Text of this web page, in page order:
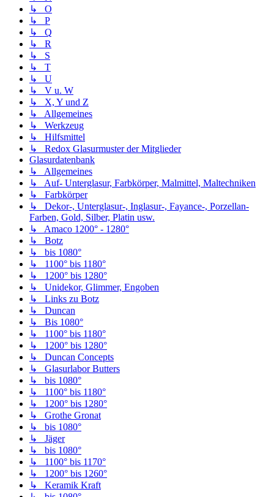
↳ O
↳ P
↳ Q
↳ R
↳ S
↳ T
↳ U
↳ V u. W
↳ X, Y und Z
↳ Allgemeines
↳ Werkzeug
↳ Hilfsmittel
↳ Redox Glasurmuster der Mitglieder
Glasurdatenbank
↳ Allgemeines
↳ Auf- Unterglasur, Farbkörper, Malmittel, Maltechniken
↳ Farbkörper
↳ Dekor-, Unterglasur-, Inglasur-, Fayance-, Porzellan-
Farben, Gold, Silber, Platin usw.
↳ Amaco 1200° - 1280°
↳ Botz
↳ bis 1080°
↳ 1100° bis 1180°
↳ 1200° bis 1280°
↳ Unidekor, Glimmer, Engoben
↳ Links zu Botz
↳ Duncan
↳ Bis 1080°
↳ 1100° bis 1180°
↳ 1200° bis 1280°
↳ Duncan Concepts
↳ Glasurlabor Butters
↳ bis 1080°
↳ 1100° bis 1180°
↳ 1200° bis 1280°
↳ Grothe Gronat
↳ bis 1080°
↳ Jäger
↳ bis 1080°
↳ 1100° bis 1170°
↳ 1200° bis 1260°
↳ Keramik Kraft